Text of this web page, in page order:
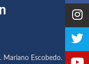
Mariano Escobedo.